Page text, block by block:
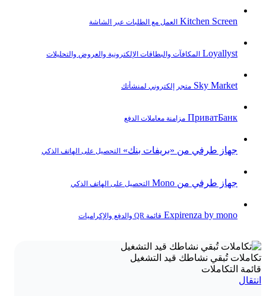
Kitchen Screen العمل مع الطلبات عبر الشاشة
Loyallyst المكافآت والبطاقات الإلكترونية والعروض والتحليلات
Sky Market متجر إلكتروني لمنشأتك
ПриватБанк مزامنة معاملات الدفع
جهاز طرفي من «بريفات بنك» التحصيل على الهاتف الذكي
جهاز طرفي من Mono التحصيل على الهاتف الذكي
Expirenza by mono قائمة QR والدفع والإكراميات
تكاملات تُبقي نشاطك قيد التشغيل
قائمة التكاملات
انتقال